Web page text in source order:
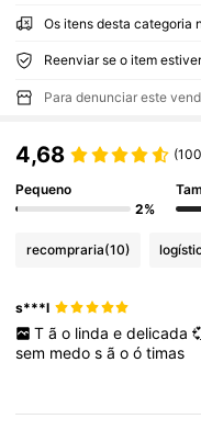
Os itens desta categoria
Para denunciar este
4,68
Pequeno
2%
recompraria(10)
s***l
T ã o linda e delicada
sem medosãoótimas